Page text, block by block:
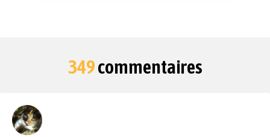
349commentaires